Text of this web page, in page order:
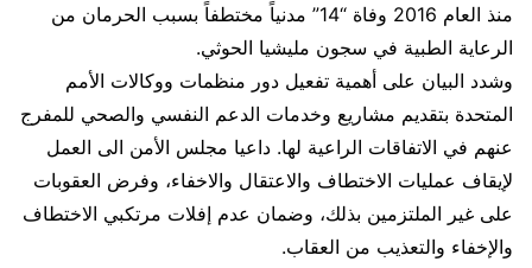
منذ العام 2016 وفاة “14” مدنياً مختطفاً بسبب الحرمان من
الرعاية الطبية في سجون مليشيا الحوثي.
وشدد البيان على أهمية تفعيل دور منظمات ووكالات الأمم
المتحدة بتقديم مشاريع وخدمات الدعم النفسي والصحي للمفرج
عنهم في الاتفاقات الراعية لها. داعيا مجلس الأمن الى العمل
لإيقاف عمليات الاختطاف والاعتقال والاخفاء، وفرض العقوبات
على غير الملتزمين بذلك، وضمان عدم إفلات مرتكبي الاختطاف
والإخفاء والتعذيب من العقاب.